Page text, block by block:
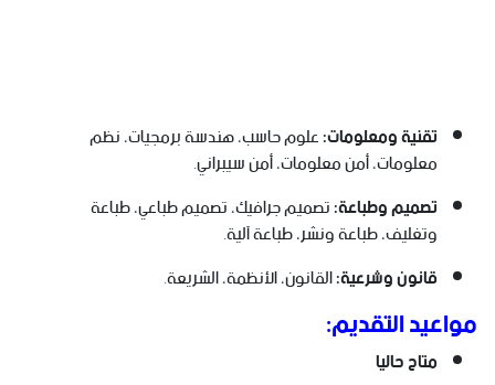
تقنية ومعلومات:علوم حاسب، هندسة برمجيات، نظم
معلومات، أمن معلومات، أمن سيبراني.
تصميم وطباعة:تصميم جرافيك، تصميم طباعي، طباعة
وتغليف، طباعة ونشر، طباعة آلية.
قانون وشرعية:القانون، الأنظمة، الشريعة.
مواعيد التقديم:
متاح حاليا